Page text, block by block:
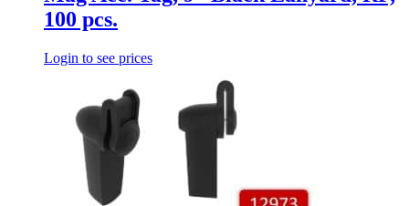
100 pcs.
Login to see prices